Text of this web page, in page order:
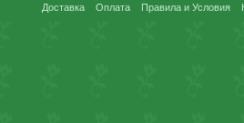
Доставка Оплата Правила и Условия